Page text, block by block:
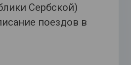
Сербской)
поездов в